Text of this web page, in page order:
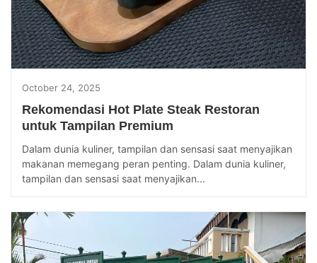
October 24, 2025
Rekomendasi Hot Plate Steak Restoran
untuk Tampilan Premium
Dalam dunia kuliner, tampilan dan sensasi saat menyajikan
makanan memegang peran penting. Dalam dunia kuliner,
tampilan dan sensasi saat menyajikan...